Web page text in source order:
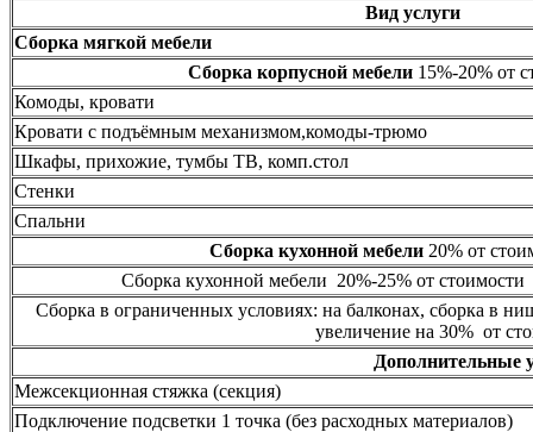
Вид услуги
Сборка мягкой мебели
Сборка корпусной мебели15%-20% от
Комоды, кровати
Кровати с подъёмным механизмом,комоды-трюмо
Шкафы, прихожие, тумбы ТВ, комп.стол
Стенки
Спальни
Сборка кухонной мебели20% от
Сборка кухонной мебели 20%-25% от стоимости
Сборка в ограниченных условиях: на балконах, сборка в
увеличение на 30% от
Дополнительные
Межсекционная стяжка (секция)
Подключение подсветки 1 точка (без расходных материалов)